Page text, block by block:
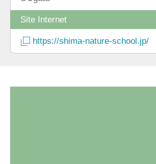
Site Internet
https://shima-nature-school.jp/